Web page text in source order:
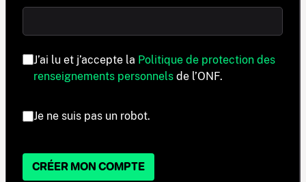
J’ai lu et j’accepte la Politique de protection des
renseignements personnels de l’ONF.
Je ne suis pas un robot.
CRÉER MON COMPTE